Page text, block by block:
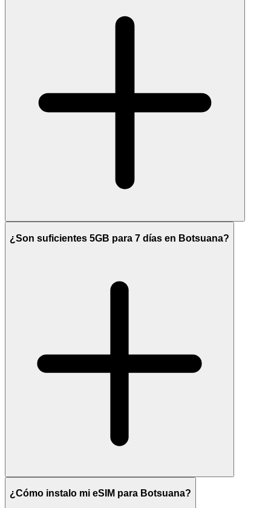
¿Son suficientes 5GB para 7 días en Botsuana?
¿Cómo instalo mi eSIM para Botsuana?